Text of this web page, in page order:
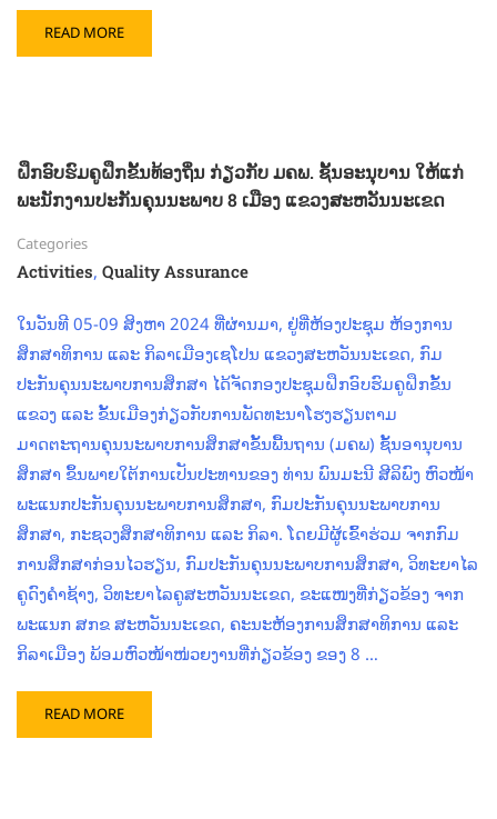
READ MORE
ຝຶກອົບຮົມຄູຝຶກຂັ້ນທ້ອງຖິ່ນ ກ່ຽວກັບ ມຄພ. ຊັ້ນອະນຸບານ ໃຫ້ແກ່
ພະນັກງານປະກັນຄຸນນະພາບ 8 ເມືອງ ແຂວງສະຫວັນນະເຂດ
Categories
Activities, Quality Assurance
ໃນວັນທີ 05-09 ສິງຫາ 2024 ທີ່ຜ່ານມາ, ຢູ່ທີ່ຫ້ອງປະຊຸມ ຫ້ອງການ
ສຶກສາທິການ ແລະ ກິລາເມືອງເຊໂປນ ແຂວງສະຫວັນນະເຂດ, ກົມ
ປະກັນຄຸນນະພາບການສຶກສາ ໄດ້ຈັດກອງປະຊຸມຝຶກອົບຮົມຄູຝຶກຂັ້ນ
ແຂວງ ແລະ ຂັ້ນເມືອງກ່ຽວກັບການພັດທະນາໂຮງຮຽນຕາມ
ມາດຕະຖານຄຸນນະພາບການສຶກສາຂັ້ນພື້ນຖານ (ມຄພ) ຊັ້ນອານຸບານ
ສຶກສາ ຂຶ້ນພາຍໃຕ້ການເປັນປະທານຂອງ ທ່ານ ພົນມະນີ ສີລິພົງ ຫົວໜ້າ
ພະແນກປະກັນຄຸນນະພາບການສຶກສາ, ກົມປະກັນຄຸນນະພາບການ
ສຶກສາ, ກະຊວງສຶກສາທິການ ແລະ ກິລາ. ໂດຍມີຜູ້ເຂົ້າຮ່ວມ ຈາກກົມ
ການສຶກສາກ່ອນໄວຮຽນ, ກົມປະກັນຄຸນນະພາບການສຶກສາ, ວິທະຍາໄລ
ຄູດົງຄໍາຊ້າງ, ວິທະຍາໄລຄູສະຫວັນນະເຂດ, ຂະແໜງທີ່ກ່ຽວຂ້ອງ ຈາກ
ພະແນກ ສກຂ ສະຫວັນນະເຂດ, ຄະນະຫ້ອງການສຶກສາທິການ ແລະ
ກິລາເມືອງ ພ້ອມຫົວໜ້າໜ່ວຍງານທີ່ກ່ຽວຂ້ອງ ຂອງ 8 …
READ MORE